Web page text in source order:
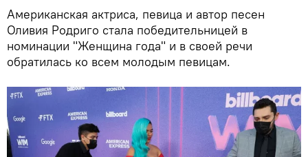
Американская актриса, певица и автор песен
Оливия Родриго стала победительницей в
номинации "Женщина года" и в своей речи
обратилась ко всем молодым певицам.